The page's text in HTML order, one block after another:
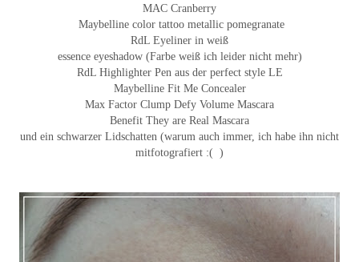
MAC Cranberry
Maybelline color tattoo metallic pomegranate
RdL Eyeliner in weiß
essence eyeshadow (Farbe weiß ich leider nicht mehr)
RdL Highlighter Pen aus der perfect style LE
Maybelline Fit Me Concealer
Max Factor Clump Defy Volume Mascara
Benefit They are Real Mascara
und ein schwarzer Lidschatten (warum auch immer, ich habe ihn nicht
mitfotografiert :( )